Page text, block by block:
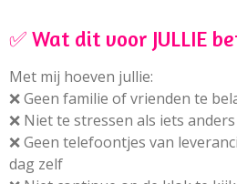
✅ Wat dit voor JULLIE
Met mij hoeven jullie:
❌ Geen familie of vrienden te
❌ Niet te stressen als iets
❌ Geen telefoontjes van
dag zelf